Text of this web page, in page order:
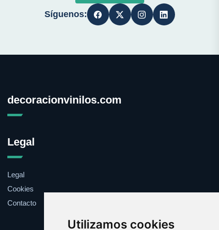
Utilizamos cookies
Síguenos:
decoracionvinilos.com
Legal
Legal
Cookies
Contacto